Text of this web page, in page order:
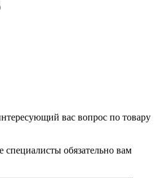
вас вопрос по товару
обязательно вам